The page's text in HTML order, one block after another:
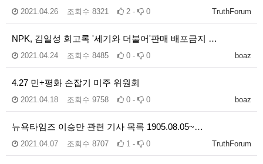
TruthForum
2021.04.26 조회수 8321 2 - 0
NPK, 김일성 회고록 '세기와 더불어'판매 배포금지 …
boaz
2021.04.24 조회수 8485 0 - 0
4.27 민+평화 손잡기 미주 위원회
boaz
2021.04.18 조회수 9758 0 - 0
뉴욕타임즈 이승만 관련 기사 목록 1905.08.05~…
TruthForum
2021.04.07 조회수 8707 1 - 0